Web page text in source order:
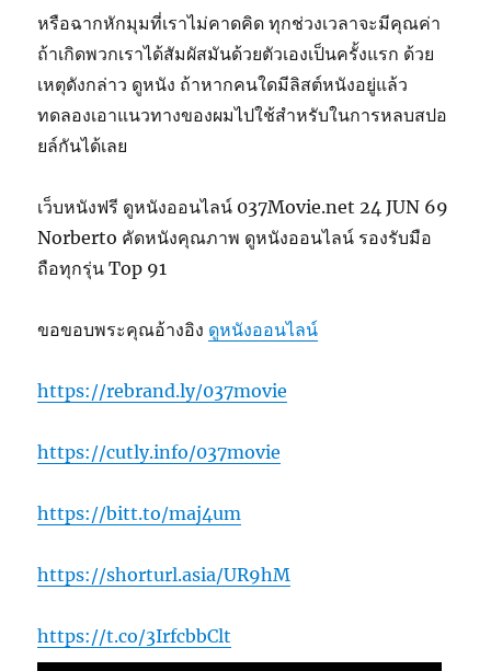
หรือฉากหักมุมที่เราไม่คาดคิด ทุกช่วงเวลาจะมีคุณค่า
ถ้าเกิดพวกเราได้สัมผัสมันด้วยตัวเองเป็นครั้งแรก ด้วย
เหตุดังกล่าว ดูหนัง ถ้าหากคนใดมีลิสต์หนังอยู่แล้ว
ทดลองเอาแนวทางของผมไปใช้สำหรับในการหลบสปอ
ยล์กันได้เลย
เว็บหนังฟรี ดูหนังออนไลน์ 037Movie.net 24 JUN 69
Norberto คัดหนังคุณภาพ ดูหนังออนไลน์ รองรับมือ
ถือทุกรุ่น Top 91
ขอขอบพระคุณอ้างอิง ดูหนังออนไลน์
https://rebrand.ly/037movie
https://cutly.info/037movie
https://bitt.to/maj4um
https://shorturl.asia/UR9hM
https://t.co/3IrfcbbClt